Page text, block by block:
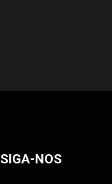
SIGA-NOS